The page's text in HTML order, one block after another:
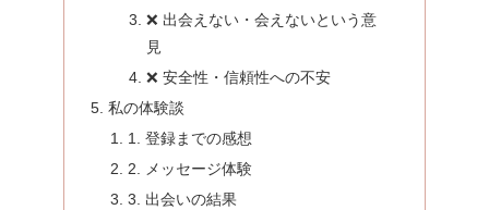
❌ 出会えない・会えないという意
見
❌ 安全性・信頼性への不安
私の体験談
1. 登録までの感想
2. メッセージ体験
3. 出会いの結果